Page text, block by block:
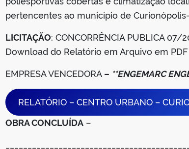
pertencentes ao município de
LICITAÇÃO: CONCORRÊNCIA PUBLICA 07/
Download do Relatório em Arquivo em PDF
EMPRESA VENCEDORA – **ENGEMARC
RELATÓRIO – CENTRO URBANO –
OBRA CONCLUÍDA –